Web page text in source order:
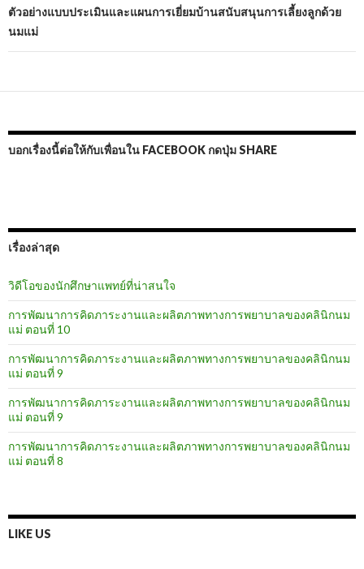
ตัวอย่างแบบประเมินและแผนการเยี่ยมบ้านสนับสนุนการเลี้ยงลูกด้วย
นมแม่
บอกเรื่องนี้ต่อให้กับเพื่อนใน FACEBOOK กดปุ่ม SHARE
เรื่องล่าสุด
วิดีโอของนักศึกษาแพทย์ที่น่าสนใจ
การพัฒนาการคิดภาระงานและผลิตภาพทางการพยาบาลของคลินิกนม
แม่ ตอนที่ 10
การพัฒนาการคิดภาระงานและผลิตภาพทางการพยาบาลของคลินิกนม
แม่ ตอนที่ 9
การพัฒนาการคิดภาระงานและผลิตภาพทางการพยาบาลของคลินิกนม
แม่ ตอนที่ 9
การพัฒนาการคิดภาระงานและผลิตภาพทางการพยาบาลของคลินิกนม
แม่ ตอนที่ 8
LIKE US